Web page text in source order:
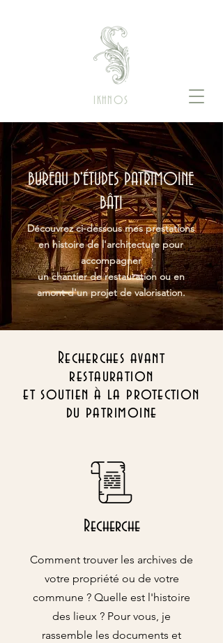
IKHNOS
BUREAU D'ÉTUDES PATRIMOINE
BÂTI
Découvrez ci-dessous mes prestations
en histoire de l'architecture pour
accompagner
un chantier de restauration ou en
amont d'un projet de valorisation.
Recherches avant
restauration
et soutien à la protection
du patrimoine
Recherche
Comment trouver les archives de
votre propriété ou de votre
commune ? Quelle est l'histoire
des lieux ? Pour vous, je
rassemble les documents et